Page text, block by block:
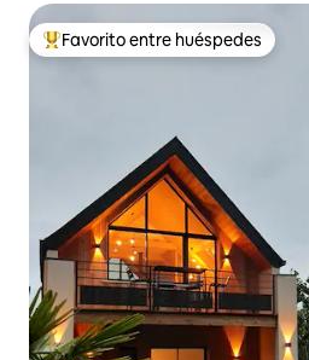
Favorito entre huéspedes preferido
Favorito entre huéspedes